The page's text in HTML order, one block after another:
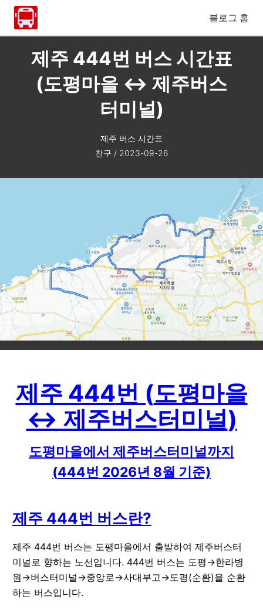
블로그 홈
제주 444번 버스 시간표
(도평마을 ↔ 제주버스
터미널)
제주 버스 시간표
찬구 / 2023-09-26
제주 444번 (도평마을
↔ 제주버스터미널)
도평마을에서 제주버스터미널까지
(444번 2026년 8월 기준)
제주 444번 버스란?
제주 444번 버스는 도평마을에서 출발하여 제주버스터
미널로 향하는 노선입니다. 444번 버스는 도평→한라병
원→버스터미널→중앙로→사대부고→도평(순환)을 순환
하는 버스입니다.